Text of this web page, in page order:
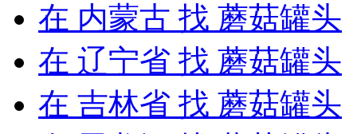
在 内蒙古 找 蘑菇罐头
在 辽宁省 找 蘑菇罐头
在 吉林省 找 蘑菇罐头